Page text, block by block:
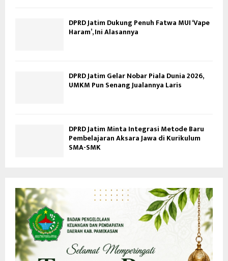
DPRD Jatim Dukung Penuh Fatwa MUI ‘Vape
Haram’, Ini Alasannya
DPRD Jatim Gelar Nobar Piala Dunia 2026,
UMKM Pun Senang Jualannya Laris
DPRD Jatim Minta Integrasi Metode Baru
Pembelajaran Aksara Jawa di Kurikulum
SMA-SMK